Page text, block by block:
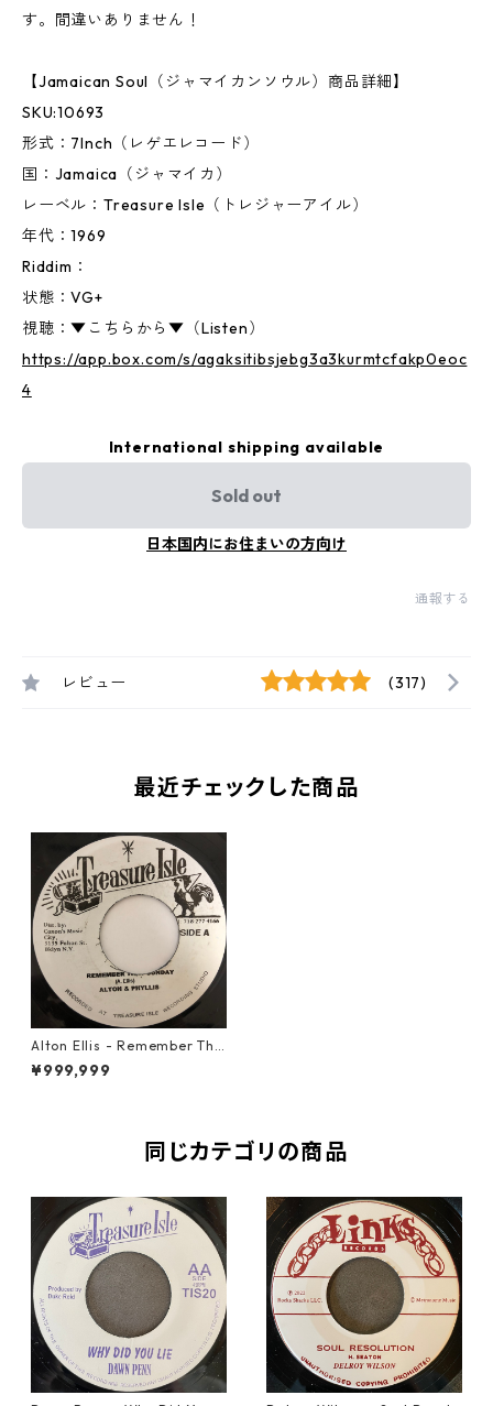
す。間違いありません！
【Jamaican Soul（ジャマイカンソウル）商品詳細】
SKU:10693
形式：7Inch（レゲエレコード）
国：Jamaica（ジャマイカ）
レーベル：Treasure Isle（トレジャーアイル）
年代：1969
Riddim：
状態：VG+
視聴：▼こちらから▼（Listen）
https://app.box.com/s/agaksitibsjebg3a3kurmtcfakp0eoc
4
International shipping available
Sold out
日本国内にお住まいの方向け
通報する
レビュー (317)
最近チェックした商品
Alton Ellis - Remember Tha
t Sunday【7-20438】
¥999,999
同じカテゴリの商品